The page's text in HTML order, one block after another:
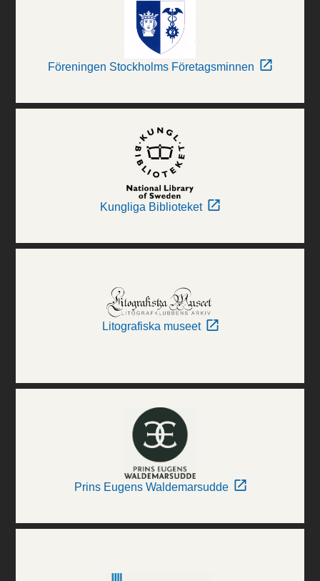
Föreningen Stockholms Företagsminnen
Kungliga Biblioteket
Litografiska museet
Prins Eugens Waldemarsudde